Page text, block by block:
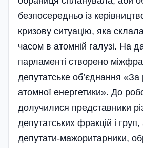
безпосередньо із
кризову ситуацію, яка
часом в атомній галузі. На
парламенті створено
депутатське об’єднання «За
атомної енергетики». До
долучилися представники
депутатських фракцій і
депутати-мажоритарники,